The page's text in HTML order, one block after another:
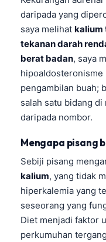
daripada yang
saya melihat kalium
tekanan darah
berat badan, saya
hipoaldosteronisme
pengambilan buah;
salah satu bidang
daripada nombor.
Mengapa pisang
Sebiji pisang
kalium, yang tidak
hiperkalemia yang
seseorang yang
Diet menjadi faktor
perkumuhan
Català
Қазақ тілі
Suomi
Hrvatski
پښتو
සිංහල
অসমীয়া
Galego
Latviešu